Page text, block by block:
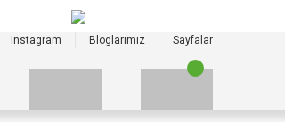
Instagram Bloglarımız Sayfalar